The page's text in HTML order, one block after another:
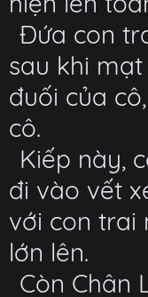
Đứa con
sau khi
đuối của
cô.
Kiếp này,
đi vào vết
với con trai
lớn lên.
Còn Chân